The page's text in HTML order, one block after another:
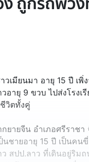
วเมียนมา อายุ 15 ปี เพิ่
ายุ 9 ขวบ ไปส่งโรงเ
วิตทั้งคู่
ยายจีน อำเภอศรีราชา
ชายอายุ 15 ปี เป็นคน
สปป.ลาว ที่เดินอยู่ริม